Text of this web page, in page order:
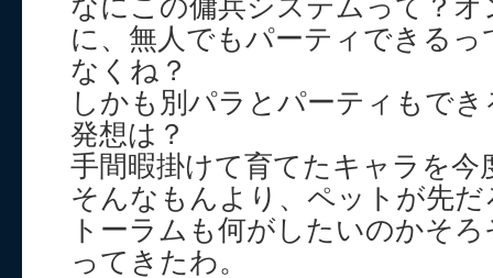
なにこの傭兵システムって？
に、無人でもパーティできる
なくね？
しかも別パラとパーティもで
発想は？
手間暇掛けて育てたキャラを
そんなもんより、ペットが先だ
トーラムも何がしたいのかそ
ってきたわ。